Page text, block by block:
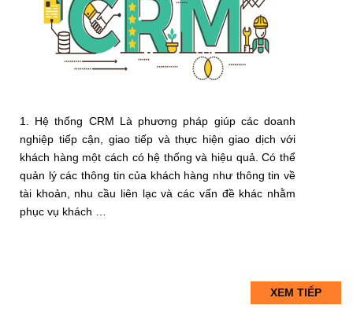
1. Hệ thống CRM Là phương pháp giúp các doanh
nghiệp tiếp cận, giao tiếp và thực hiện giao dịch với
khách hàng một cách có hệ thống và hiệu quả. Có thể
quản lý các thông tin của khách hàng như thông tin về
tài khoản, nhu cầu liên lạc và các vấn đề khác nhằm
phục vụ khách …
XEM TIẾP